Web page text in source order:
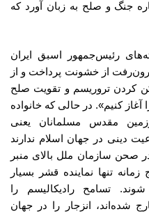
جنگ و صلح به زبان آورد که
رئیس‌جمهور اسبق ایران
از خشونت پرداخت و از
کردن تروریسم و تقویت صلح
کنیم». در حالی که خانواده
مقدس مسلمانان یعنی
دینی در جهان اسلام ندارند
صحن سازمان ملل بالای منبر
زمانه تنها نماینده قشر بسیار
. تسامح رادیکالیسم را
شده‌اند، انزجار را در جهان